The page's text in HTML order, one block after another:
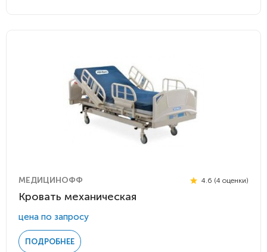
МЕДИЦИНОФФ 4.6 (4 оценки)
Кровать механическая
цена по запросу
ПОДРОБНЕЕ